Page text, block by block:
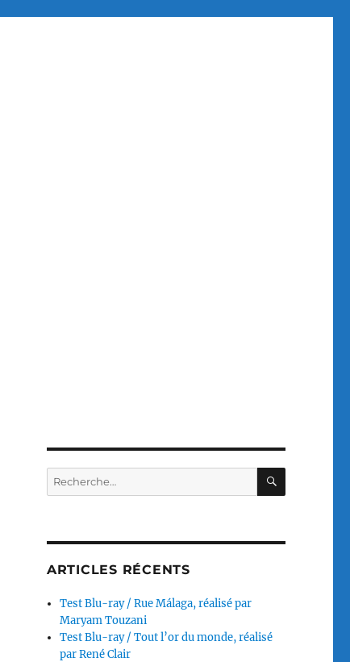
Recherche
pour :
ARTICLES RÉCENTS
Test Blu-ray / Rue Málaga, réalisé par
Maryam Touzani
Test Blu-ray / Tout l’or du monde, réalisé
par René Clair